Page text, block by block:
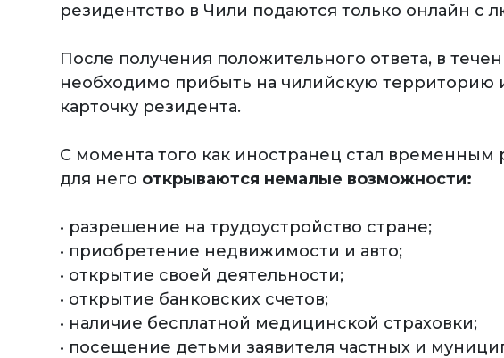
резидентство в Чили подаются только онлайн с
После получения положительного ответа, в
необходимо прибыть на чилийскую территорию
карточку резидента.
С момента того как иностранец стал временным
для него открываются немалые возможности:
• разрешение на трудоустройство стране;
• приобретение недвижимости и авто;
• открытие своей деятельности;
• открытие банковских счетов;
• наличие бесплатной медицинской страховки;
• посещение детьми заявителя частных и